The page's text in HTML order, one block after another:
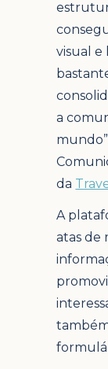
visual e
a
da
A
atas de